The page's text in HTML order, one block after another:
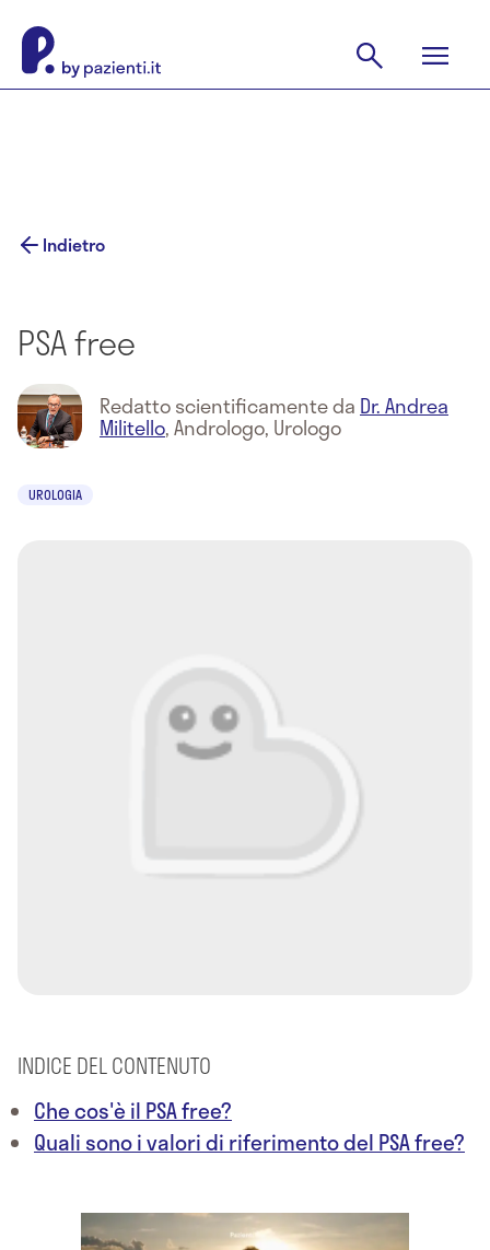
Indietro
PSA free
Redatto scientificamente da Dr. Andrea
Militello,Andrologo, Urologo
UROLOGIA
INDICE DEL CONTENUTO
Che cos'è il PSA free?
Quali sono i valori di riferimento del PSA free?